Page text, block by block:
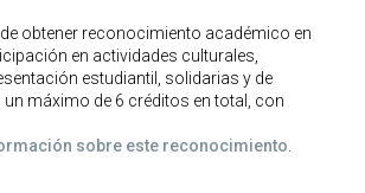
obtener reconocimiento académico en
en actividades culturales,
estudiantil, solidarias y de
máximo de 6 créditos en total, con
sobre este reconocimiento.